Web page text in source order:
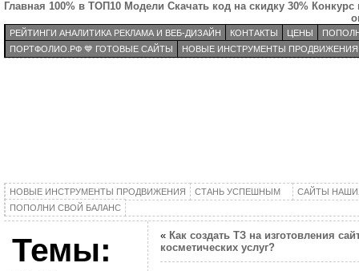
Главная 100% в ТОП10 Модели Скачать код на скидку 30% Конкурс
РЕЙТИНГИ АНАЛИТИКА РЕКЛАМА И ВЕБ-ДИЗАЙН КОНТАКТЫ ЦЕНЫ
ПОРТФОЛИО.РФ 💙 ГОТОВЫЕ САЙТЫ
НОВЫЕ ИНСТРУМЕНТЫ ПРОДВИЖЕНИЯ
НОВЫЕ ИНСТРУМЕНТЫ ПРОДВИЖЕНИЯ СТАНЬ УСПЕШНЫМ
САЙТЫ
ПОПОЛНИ СВОЙ БАЛАНС
Темы: « Как создать ТЗ на изготовления
косметических услуг?